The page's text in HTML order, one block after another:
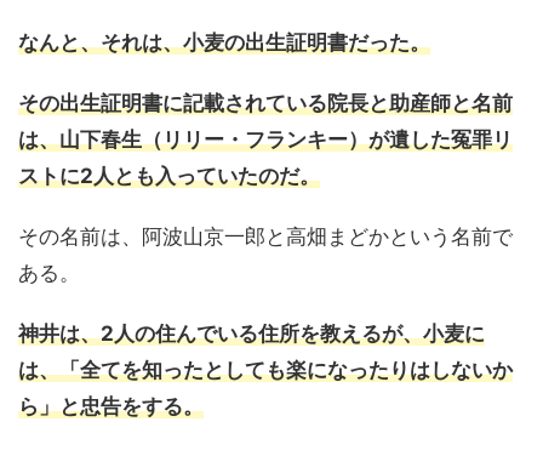
なんと、それは、小麦の出生証明書だった。
その出生証明書に記載されている院長と助産師と名前
は、山下春生（リリー・フランキー）が遺した冤罪リ
ストに2人とも入っていたのだ。
その名前は、阿波山京一郎と高畑まどかという名前で
ある。
神井は、2人の住んでいる住所を教えるが、小麦に
は、「全てを知ったとしても楽になったりはしないか
ら」と忠告をする。